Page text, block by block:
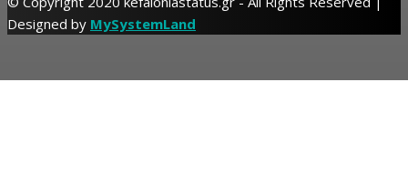
Designed by MySystemLand